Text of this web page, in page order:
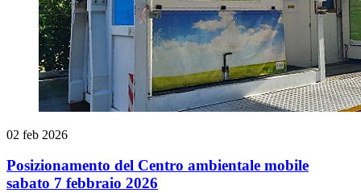
02 feb 2026
Posizionamento del Centro ambientale mobile
sabato 7 febbraio 2026